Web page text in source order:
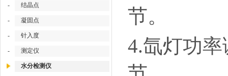
- 结晶点
- 凝固点
- 针入度
- 测定仪
水分检测仪
节。
4.氙灯功